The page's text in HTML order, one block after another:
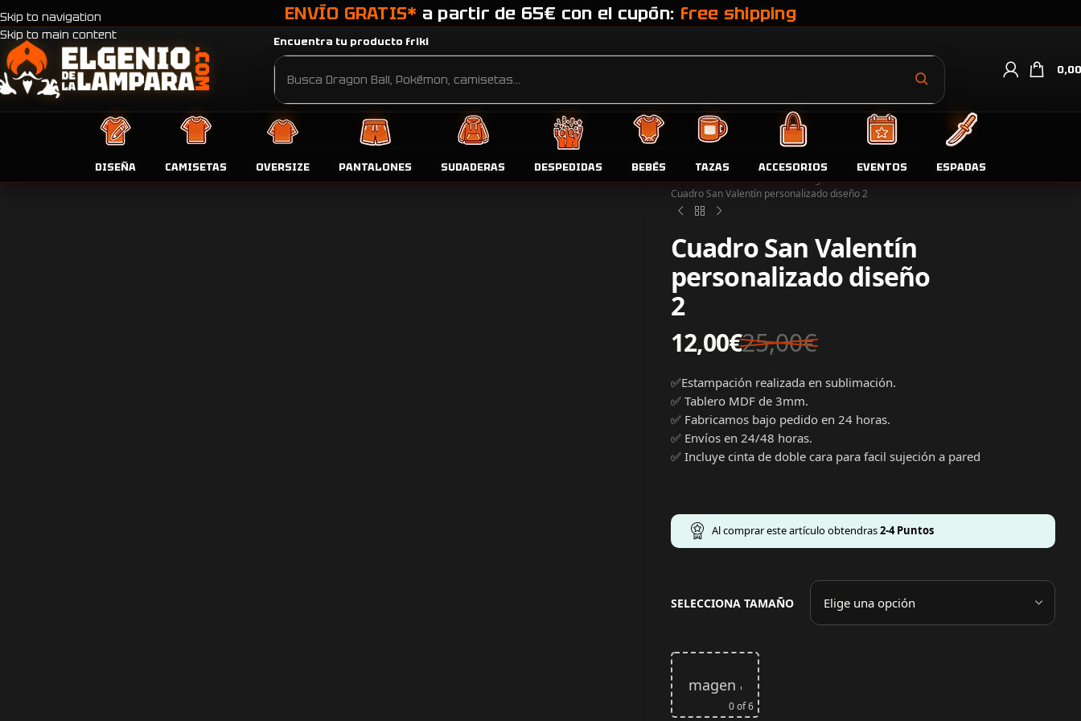
Skip to navigation
Skip to main content
ENVÍO GRATIS* a partir de 65€ con el cupón: free shipping
Encuentra tu producto friki
0,00
DISEÑA CAMISETAS OVERSIZE PANTALONES SUDADERAS DESPEDIDAS BEBÉS TAZAS ACCESORIOS EVENTOS
ESPADAS
Inicio Tienda Días señalados Regalos San Valentín
Cuadro San Valentín personalizado diseño 2
Cuadro San Valentín
personalizado diseño
2
25,00€
12,00€
✅Estampación realizada en sublimación.
✅ Tablero MDF de 3mm.
✅ Fabricamos bajo pedido en 24 horas.
✅ Envíos en 24/48 horas.
✅ Incluye cinta de doble cara para facil sujeción a pared
Al comprar este artículo obtendras2-4Puntos
SELECCIONA TAMAÑO
Arrastra y suelta tu imagen aquí
0of 6